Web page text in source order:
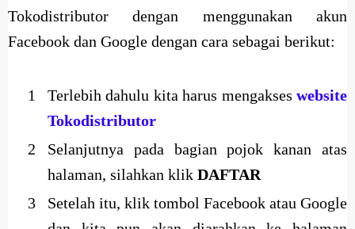
Tokodistributor dengan menggunakan akun
Facebook dan Google dengan cara sebagai berikut:
Terlebih dahulu kita harus mengakses website
Tokodistributor
Selanjutnya pada bagian pojok kanan atas
halaman, silahkan klik DAFTAR
Setelah itu, klik tombol Facebook atau Google